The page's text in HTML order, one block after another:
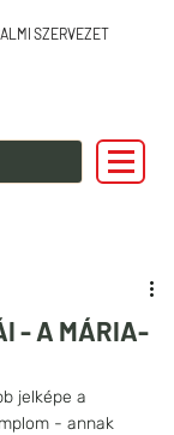
SZERVEZET
- A MÁRIA-
jelképe a
- annak